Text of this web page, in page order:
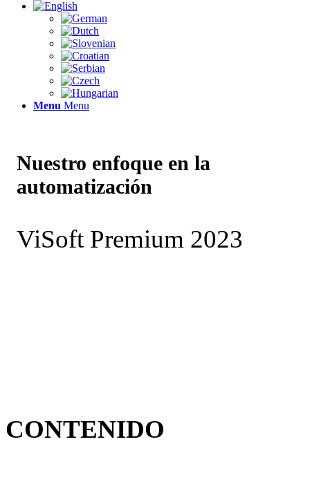
Menu Menu
Nuestro enfoque en la
automatización
ViSoft Premium 2023
CONTENIDO